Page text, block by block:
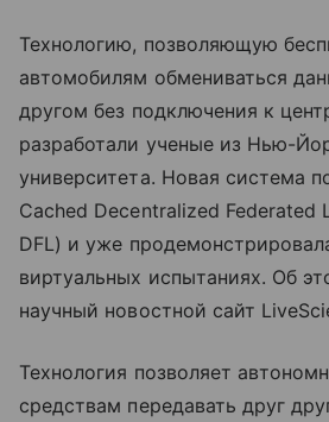
Технологию, позволяющую
автомобилям обмениваться
другом без подключения к
разработали ученые из Нью-
университета. Новая система
Cached Decentralized Federated
DFL) и уже
виртуальных испытаниях. Об
научный новостной сайт
Технология позволяет
средствам передавать друг